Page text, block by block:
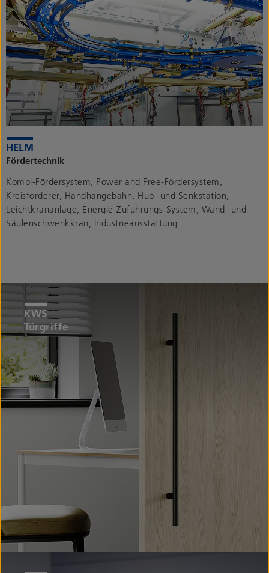
Fördertechnik
Kombi-Fördersystem, Power and Free-Fördersystem,
Kreisförderer, Handhängebahn, Hub- und Senkstation,
Leichtkrananlage, Energie-Zuführungs-System, Wand- und
Säulenschwenkkran, Industrieausstattung
Türgriffe